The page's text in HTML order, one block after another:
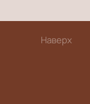
Наверх